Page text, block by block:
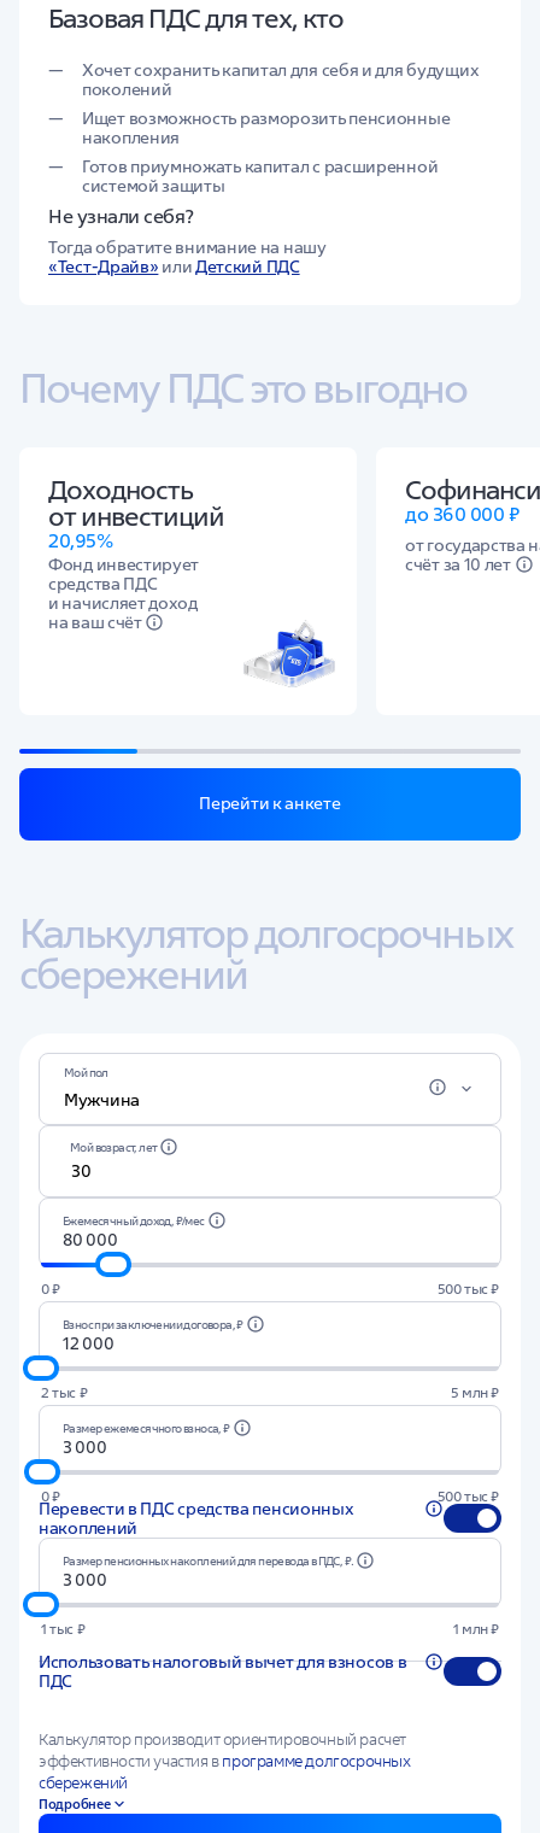
Базовая ПДС для тех, кто
Хочет сохранить капитал для себя и для будущих
поколений
Ищет возможность разморозить пенсионные
накопления
Готов приумножать капитал с расширенной
системой защиты
Не узнали себя?
Тогда обратите внимание на нашу
«Тест-Драйв» илиДетский ПДС
Почему ПДС это выгодно
Доходность
от инвестиций
20,95%
Фонд инвестирует
средства ПДС
и начисляет доход
на ваш счёт
до 360 000 ₽
от государства
счёт за 10 лет
Перейти к анкете
Калькулятор долгосрочных
сбережений
Мой пол
Мужчина
Мой возраст, лет
Ежемесячный доход, ₽/мес
0 ₽ 500 тыс ₽
Взнос при заключении договора, ₽
2 тыс ₽ 5 млн ₽
Размер ежемесячного взноса, ₽
0 ₽ 500 тыс ₽
Перевести в ПДС средства пенсионных
накоплений
Размер пенсионных накоплений для перевода в ПДС, ₽.
1 тыс ₽ 1 млн ₽
Использовать налоговый вычет для взносов в
ПДС
Калькулятор производит ориентировочный расчет
эффективности участия впрограмме долгосрочных
сбережений
Расчет подготовлен на основе прогнозной доходности
Подробнее